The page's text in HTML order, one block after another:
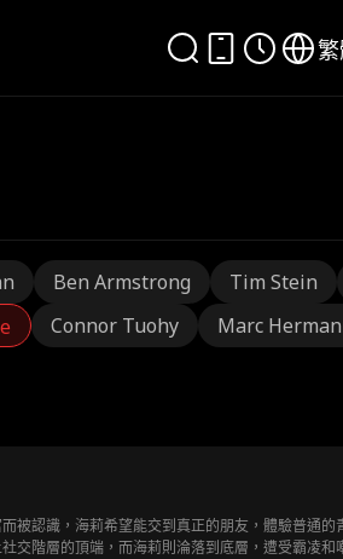
Ben Armstrong Tim Stein
Connor Tuohy Marc
被認識，海莉希望能交到真正的朋友，體驗普通的
交階層的頂端，而海莉則淪落到底層，遭受霸凌和